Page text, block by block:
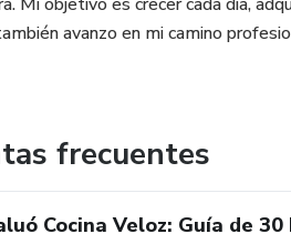
avanzo en mi camino
frecuentes
Cocina Veloz: Guía de